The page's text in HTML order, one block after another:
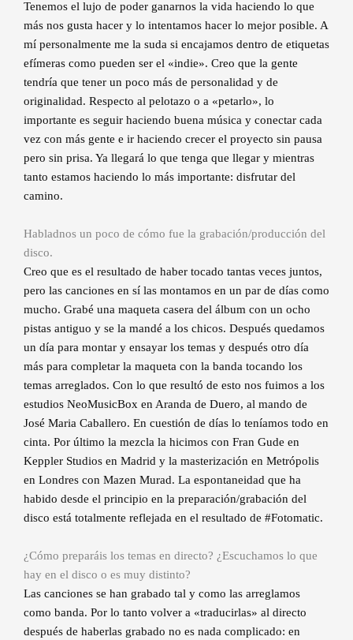
Tenemos el lujo de poder ganarnos la vida haciendo lo que
más nos gusta hacer y lo intentamos hacer lo mejor posible. A
mí personalmente me la suda si encajamos dentro de etiquetas
efímeras como pueden ser el «indie». Creo que la gente
tendría que tener un poco más de personalidad y de
originalidad. Respecto al pelotazo o a «petarlo», lo
importante es seguir haciendo buena música y conectar cada
vez con más gente e ir haciendo crecer el proyecto sin pausa
pero sin prisa. Ya llegará lo que tenga que llegar y mientras
tanto estamos haciendo lo más importante: disfrutar del
camino.
Habladnos un poco de cómo fue la grabación/producción del
disco.
Creo que es el resultado de haber tocado tantas veces juntos,
pero las canciones en sí las montamos en un par de días como
mucho. Grabé una maqueta casera del álbum con un ocho
pistas antiguo y se la mandé a los chicos. Después quedamos
un día para montar y ensayar los temas y después otro día
más para completar la maqueta con la banda tocando los
temas arreglados. Con lo que resultó de esto nos fuimos a los
estudios NeoMusicBox en Aranda de Duero, al mando de
José Maria Caballero. En cuestión de días lo teníamos todo en
cinta. Por último la mezcla la hicimos con Fran Gude en
Keppler Studios en Madrid y la masterización en Metrópolis
en Londres con Mazen Murad. La espontaneidad que ha
habido desde el principio en la preparación/grabación del
disco está totalmente reflejada en el resultado de #Fotomatic.
¿Cómo preparáis los temas en directo? ¿Escuchamos lo que
hay en el disco o es muy distinto?
Las canciones se han grabado tal y como las arreglamos
como banda. Por lo tanto volver a «traducirlas» al directo
después de haberlas grabado no es nada complicado: en